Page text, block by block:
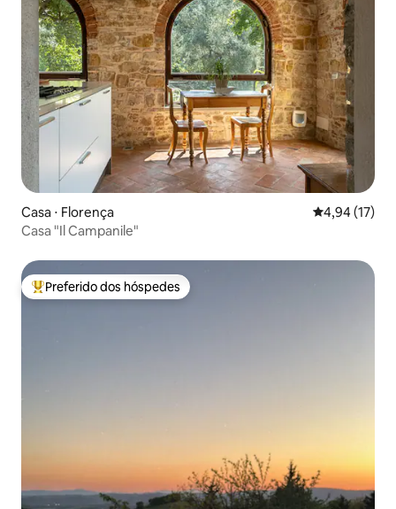
Casa ⋅ Florença 4,94 de uma
4,94 (17)
Casa "Il Campanile"
Entre os melhores preferidos dos hóspedes
Preferido dos hóspedes